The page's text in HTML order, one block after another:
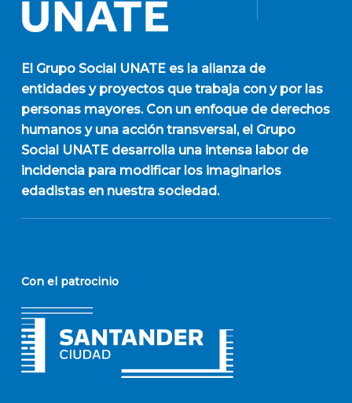
El Grupo Social UNATEes la alianza de
entidades y proyectos que trabaja con y por las
personas mayores. Con un enfoque de derechos
humanos y una acción transversal, el Grupo
Social UNATE desarrolla una intensa labor de
incidencia para modificar los imaginarios
edadistas en nuestra sociedad.
Con el patrocinio